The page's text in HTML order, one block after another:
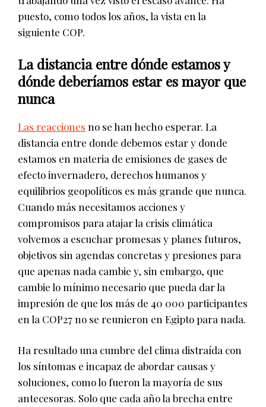
puesto, como todos los años, la vista en la
siguiente COP.
La distancia entre dónde estamos y
dónde deberíamos estar es mayor que
nunca
Las reacciones no se han hecho esperar. La
distancia entre donde debemos estar y donde
estamos en materia de emisiones de gases de
efecto invernadero, derechos humanos y
equilibrios geopolíticos es más grande que nunca.
Cuando más necesitamos acciones y
compromisos para atajar la crisis climática
volvemos a escuchar promesas y planes futuros,
objetivos sin agendas concretas y presiones para
que apenas nada cambie y, sin embargo, que
cambie lo mínimo necesario que pueda dar la
impresión de que los más de 40 000 participantes
en la COP27 no se reunieron en Egipto para nada.
Ha resultado una cumbre del clima distraída con
los síntomas e incapaz de abordar causas y
soluciones, como lo fueron la mayoría de sus
antecesoras. Solo que cada año la brecha entre